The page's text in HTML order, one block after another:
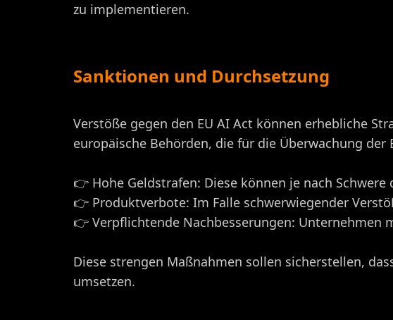
zu implementieren.
Sanktionen und Durchsetzung
Verstöße gegen den EU AI Act können erhebliche
europäische Behörden, die für die Überwachung
👉 Hohe Geldstrafen: Diese können je nach
👉 Produktverbote: Im Falle schwerwiegender
👉 Verpflichtende Nachbesserungen: Unternehmen
Diese strengen Maßnahmen sollen sicherstellen,
umsetzen.